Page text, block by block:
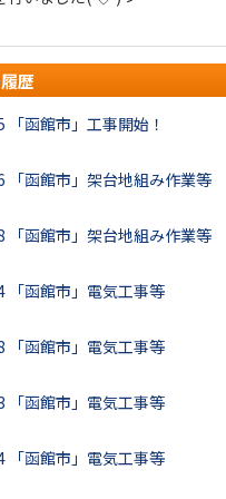
歴
「函館市」工事開始！
「函館市」架台地組み作業等
「函館市」架台地組み作業等
「函館市」電気工事等
「函館市」電気工事等
「函館市」電気工事等
「函館市」電気工事等